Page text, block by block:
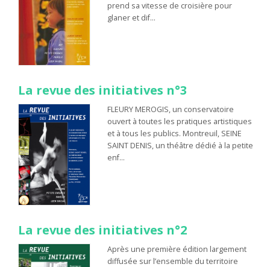
prend sa vitesse de croisière pour
glaner et dif…
La revue des initiatives n°3
FLEURY MEROGIS, un conservatoire
ouvert à toutes les pratiques artistiques
et à tous les publics. Montreuil, SEINE
SAINT DENIS, un théâtre dédié à la petite
enf…
La revue des initiatives n°2
Après une première édition largement
diffusée sur l’ensemble du territoire